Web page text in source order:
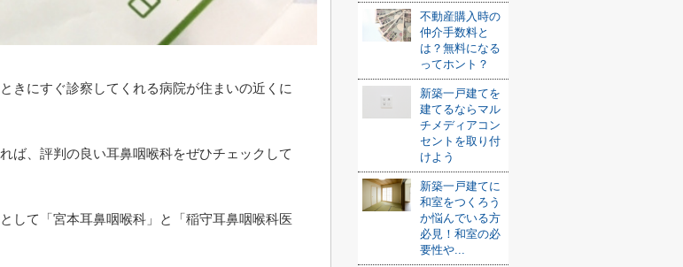
きにすぐ診察してくれる病院が住まいの近くに
ば、評判の良い耳鼻咽喉科をぜひチェックして
して「宮本耳鼻咽喉科」と「稲守耳鼻咽喉科医
不動産購入時の
仲介手数料と
は？無料になる
ってホント？
新築一戸建てを
建てるならマル
チメディアコン
セントを取り付
けよう
新築一戸建てに
和室をつくろう
か悩んでいる方
必見！和室の必
要性や...